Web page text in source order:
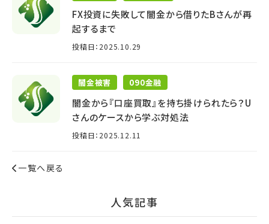
FX投資に失敗して闇金から借りたBさんが再
起するまで
投稿日：2025.10.29
闇金被害 090金融
闇金から『口座買取』を持ち掛けられたら？U
さんのケースから学ぶ対処法
投稿日：2025.12.11
一覧へ戻る
⼈気記事